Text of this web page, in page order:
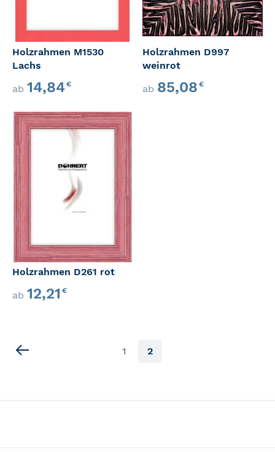
Holzrahmen M1530
Lachs
ab 14,84€
Holzrahmen D997
weinrot
ab 85,08€
Holzrahmen D261 rot
ab 12,21€
Seite
1
Sie
2